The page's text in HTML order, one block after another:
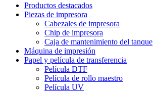
Productos destacados
Piezas de impresora
Cabezales de impresora
Chip de impresora
Caja de mantenimiento del tanque
Máquina de impresión
Papel y película de transferencia
Película DTF
Película de rollo maestro
Película UV